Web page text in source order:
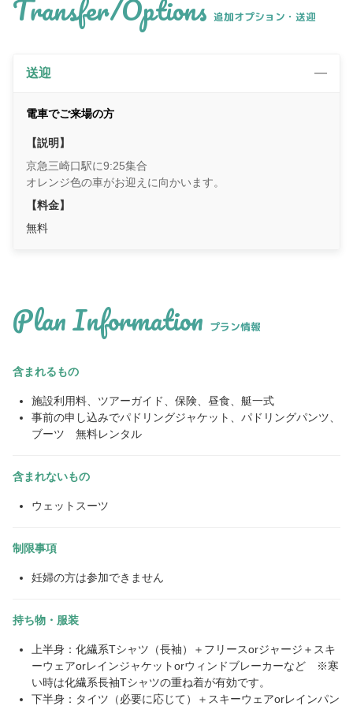
Transfer/Options 追加オプション・送迎
送迎
電車でご来場の方
【説明】
京急三崎口駅に9:25集合
オレンジ色の車がお迎えに向かいます。
【料金】
無料
Plan Information プラン情報
含まれるもの
施設利用料、ツアーガイド、保険、昼食、艇一式
事前の申し込みでパドリングジャケット、パドリングパンツ、
ブーツ 無料レンタル
含まれないもの
ウェットスーツ
制限事項
妊婦の方は参加できません
持ち物・服装
上半身：化繊系Tシャツ（長袖）＋フリースorジャージ＋スキ
ーウェアorレインジャケットorウィンドブレーカーなど ※寒
い時は化繊系長袖Tシャツの重ね着が有効です。
下半身：タイツ（必要に応じて）＋スキーウェアorレインパン